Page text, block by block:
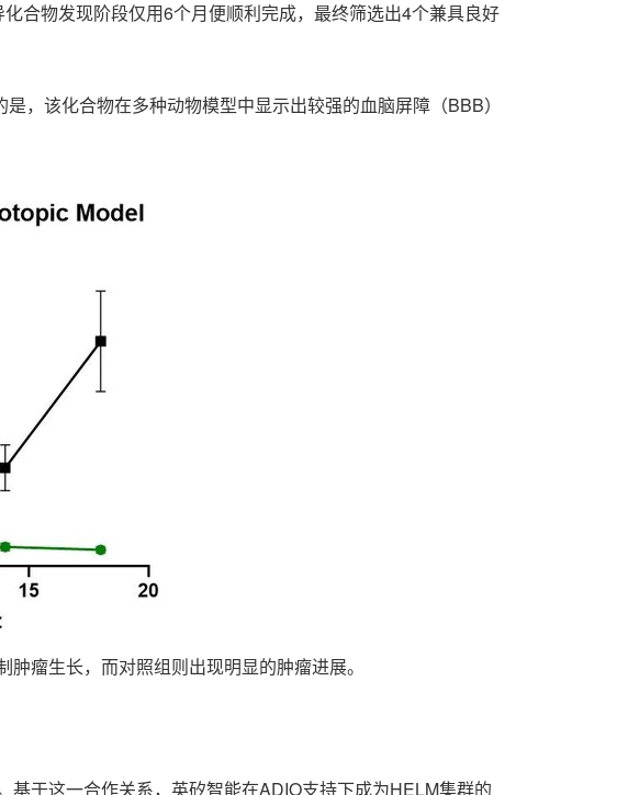
合物发现阶段仅用6个月便顺利完成，最终筛选出4个兼具良好
，该化合物在多种动物模型中显示出较强的血脑屏障（BBB）
瘤生长，而对照组则出现明显的肿瘤进展。
于这一合作关系，英矽智能在ADIO支持下成为HELM集群的